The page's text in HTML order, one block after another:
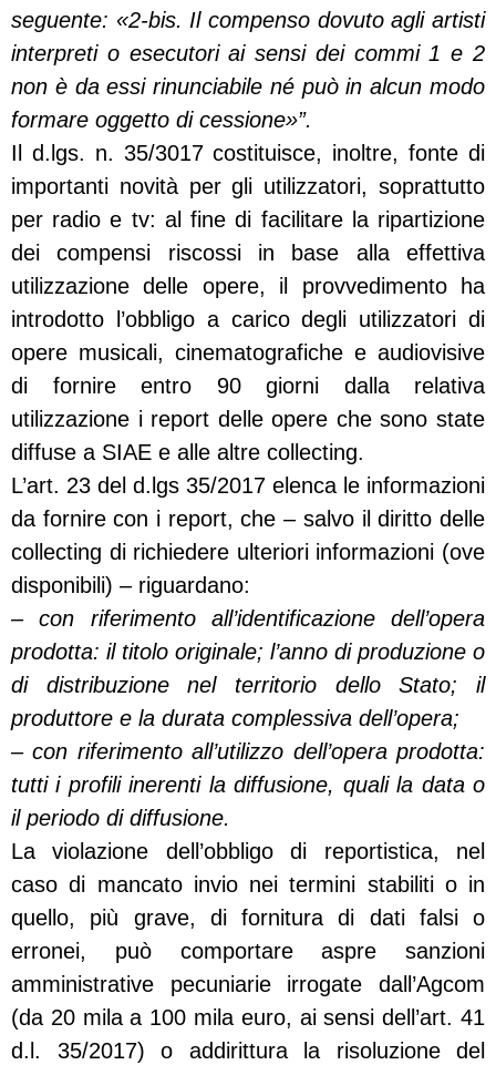
seguente: «2-bis. Il compenso dovuto agli artisti
interpreti o esecutori ai sensi dei commi 1 e 2
non è da essi rinunciabile né può in alcun modo
formare oggetto di cessione»”.
Il d.lgs. n. 35/3017 costituisce, inoltre, fonte di
importanti novità per gli utilizzatori, soprattutto
per radio e tv: al fine di facilitare la ripartizione
dei compensi riscossi in base alla effettiva
utilizzazione delle opere, il provvedimento ha
introdotto l’obbligo a carico degli utilizzatori di
opere musicali, cinematografiche e audiovisive
di fornire entro 90 giorni dalla relativa
utilizzazione i report delle opere che sono state
diffuse a SIAE e alle altre collecting.
L’art. 23 del d.lgs 35/2017 elenca le informazioni
da fornire con i report, che – salvo il diritto delle
collecting di richiedere ulteriori informazioni (ove
disponibili) – riguardano:
– con riferimento all’identificazione dell’opera
prodotta: il titolo originale; l’anno di produzione o
di distribuzione nel territorio dello Stato; il
produttore e la durata complessiva dell’opera;
– con riferimento all’utilizzo dell’opera prodotta:
tutti i profili inerenti la diffusione, quali la data o
il periodo di diffusione.
La violazione dell’obbligo di reportistica, nel
caso di mancato invio nei termini stabiliti o in
quello, più grave, di fornitura di dati falsi o
erronei, può comportare aspre sanzioni
amministrative pecuniarie irrogate dall’Agcom
(da 20 mila a 100 mila euro, ai sensi dell’art. 41
d.l. 35/2017) o addirittura la risoluzione del